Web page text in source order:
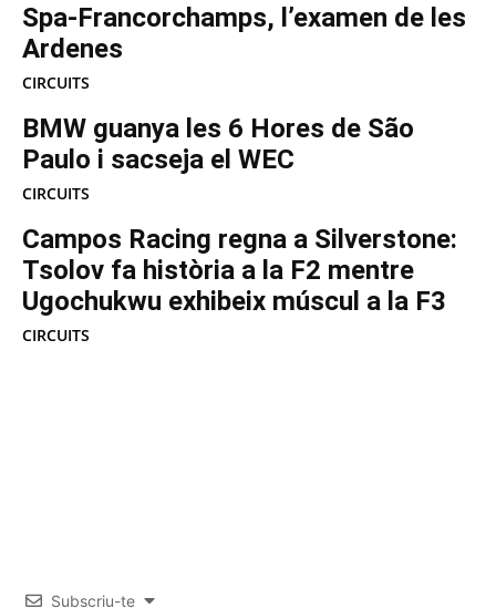
Spa-Francorchamps, l’examen de les
Ardenes
CIRCUITS
BMW guanya les 6 Hores de São
Paulo i sacseja el WEC
CIRCUITS
Campos Racing regna a Silverstone:
Tsolov fa història a la F2 mentre
Ugochukwu exhibeix múscul a la F3
CIRCUITS
Subscriu-te